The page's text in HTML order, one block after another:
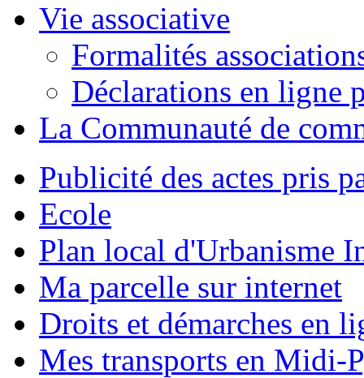
Vie associative
Formalités
Déclarations en ligne
La Communauté de
Publicité des actes pris
Ecole
Plan local d'Urbanisme
Ma parcelle sur internet
Droits et démarches en
Mes transports en Midi-